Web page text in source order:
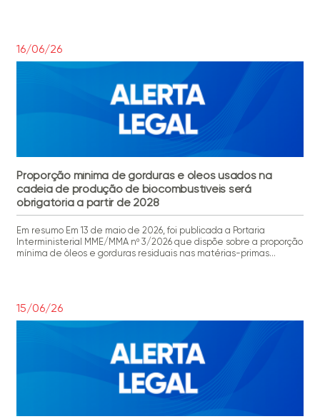
16/06/26
Proporção mínima de gorduras e óleos usados na
cadeia de produção de biocombustíveis será
obrigatória a partir de 2028
Em resumo Em 13 de maio de 2026, foi publicada a Portaria
Interministerial MME/MMA nº 3/2026 que dispõe sobre a proporção
mínima de óleos e gorduras residuais nas matérias-primas
15/06/26